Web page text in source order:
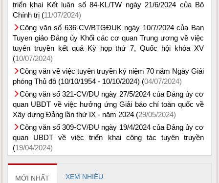
triển khai Kết luận số 84-KL/TW ngày 21/6/2024 của Bộ
Chính trị (11/07/2024)
Công văn số 636-CV/BTGĐUK ngày 10/7/2024 của Ban
Tuyen giáo Đảng ủy Khối các cơ quan Trung ương về việc
tuyên truyền kết quả Kỳ họp thứ 7, Quốc hội khóa XV
(10/07/2024)
Công văn về việc tuyên truyền kỷ niệm 70 năm Ngày Giải
phóng Thủ đô (10/10/1954 - 10/10/2024) (04/07/2024)
Công văn số 321-CV/ĐU ngày 27/5/2024 của Đảng ủy cơ
quan UBDT về việc hưởng ứng Giải báo chí toàn quốc về
Xây dựng Đảng lần thứ IX - năm 2024 (29/05/2024)
Công văn số 309-CV/ĐU ngày 19/4/2024 của Đảng ủy cơ
quan UBDT về việc triển khai công tác tuyên truyền
(19/04/2024)
MỚI NHẤT XEM NHIỀU